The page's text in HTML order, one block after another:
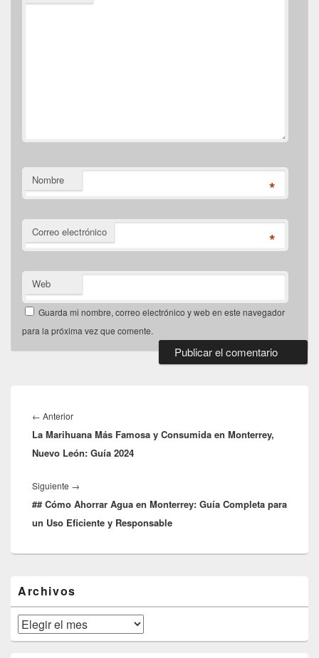
Nombre *
Correo electrónico *
Web
Guarda mi nombre, correo electrónico y web en este navegador
para la próxima vez que comente.
de
entradas
← AnteriorEntrada
anterior:
La Marihuana Más Famosa y Consumida en Monterrey,
Nuevo León: Guía 2024
Siguiente →
siguiente:
## Cómo Ahorrar Agua en Monterrey: Guía Completa para
un Uso Eficiente y Responsable
área
de
widget
barra
lateral
Archivos
Archivos